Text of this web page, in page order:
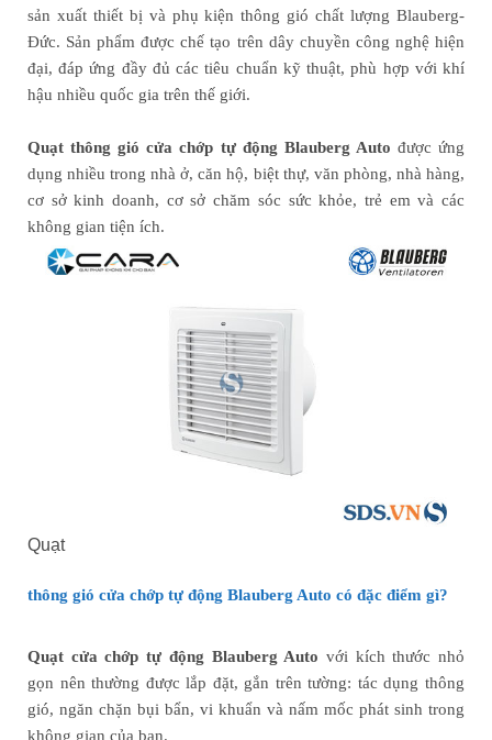
sản xuất thiết bị và phụ kiện thông gió chất lượng Blauberg-
Đức. Sản phẩm được chế tạo trên dây chuyền công nghệ hiện
đại, đáp ứng đầy đủ các tiêu chuẩn kỹ thuật, phù hợp với khí
hậu nhiều quốc gia trên thế giới.
Quạtthông gió cửa chớp tự động Blauberg Auto được ứng
dụng nhiều trong nhà ở, căn hộ, biệt thự, văn phòng, nhà hàng,
cơ sở kinh doanh, cơ sở chăm sóc sức khỏe, trẻ em và các
không gian tiện ích.
Quạt
thông gió cửa chớp tự động Blauberg Auto có đặc điểm gì?
Quạt cửa chớp tự động Blauberg Auto với kích thước nhỏ
gọn nên thường được lắp đặt, gắn trên tường: tác dụng thông
gió, ngăn chặn bụi bẩn, vi khuẩn và nấm mốc phát sinh trong
không gian của bạn.